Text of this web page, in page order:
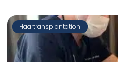
Haartransplantation